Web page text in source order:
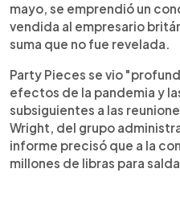
mayo, se emprendió un
vendida al empresario
suma que no fue revelada.
Party Pieces se vio
efectos de la pandemia y
subsiguientes a las
Wright, del grupo
informe precisó que a la
millones de libras para